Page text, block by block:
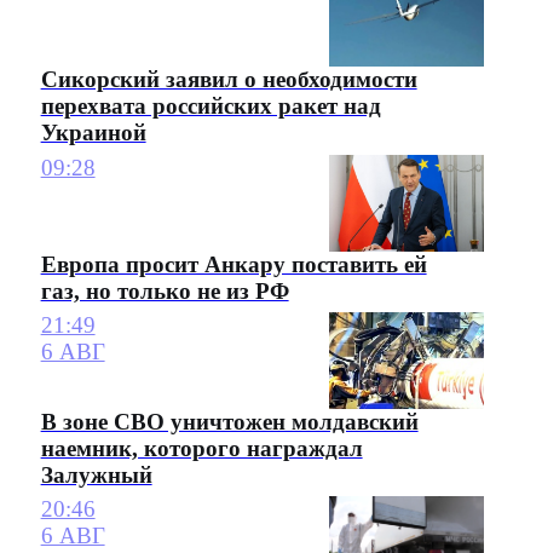
Сикорский заявил о необходимости
перехвата российских ракет над
Украиной
09:28
Европа просит Анкару поставить ей
газ, но только не из РФ
21:49
6 АВГ
В зоне СВО уничтожен молдавский
наемник, которого награждал
Залужный
20:46
6 АВГ